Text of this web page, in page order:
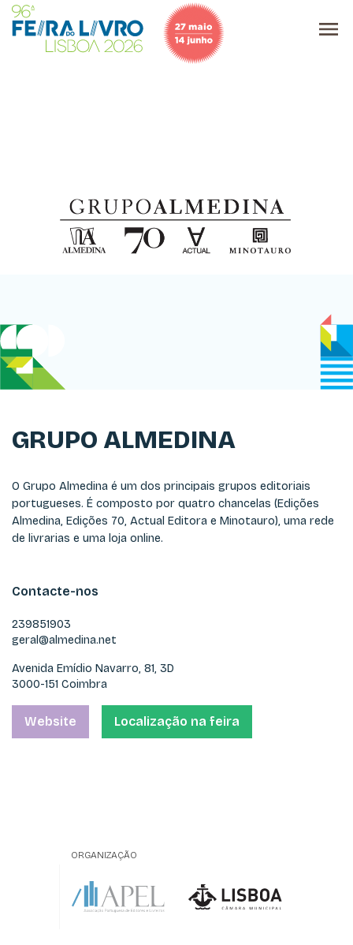
GRUPO ALMEDINA
O Grupo Almedina é um dos principais grupos editoriais
portugueses. É composto por quatro chancelas (Edições
Almedina, Edições 70, Actual Editora e Minotauro), uma rede
de livrarias e uma loja online.
Contacte-nos
239851903
geral@almedina.net
Avenida Emídio Navarro, 81, 3D
3000-151 Coimbra
Website Localização na feira
ORGANIZAÇÃO